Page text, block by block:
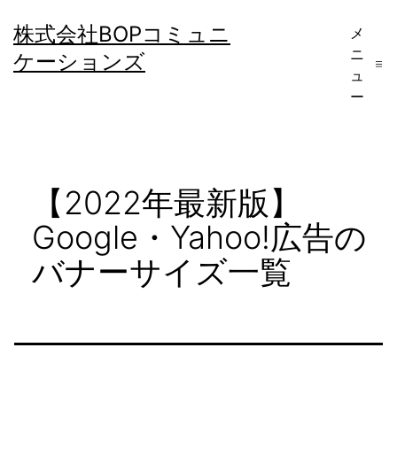
ン
テ
株式会社BOPコミュニ
ケーションズ
メ
ニ
ュ
ー
【2022年最新版】
Google・Yahoo!広告の
バナーサイズ一覧